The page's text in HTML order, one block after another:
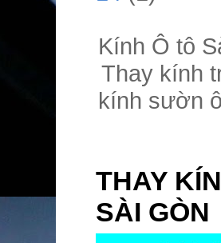
Kính Ô tô
Thay kính
kính sườn
THAY
SÀI GÒN